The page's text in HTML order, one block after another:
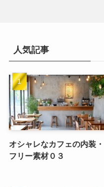
人気記事
オシャレなカフェの内装・
フリー素材０３